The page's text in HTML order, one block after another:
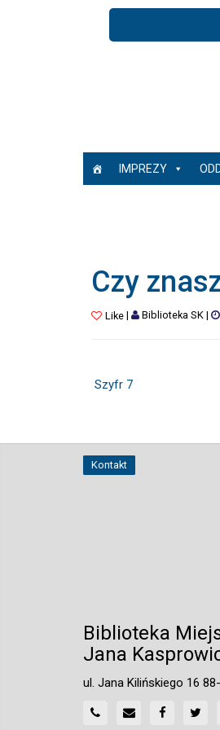
IMPREZY
Czy
Like| Biblioteka SK|
Szyfr 7
Kontakt
Biblioteka
Jana
ul. Jana Kilińskiego 16